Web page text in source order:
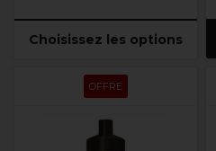
Choisissez les options
OFFRE